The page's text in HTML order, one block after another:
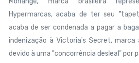
Hypermarcas, acaba de ter seu
acaba de ser condenada a pagar a
indenização à Victoria's Secret, marca
devido à uma "concorrência desleal" por